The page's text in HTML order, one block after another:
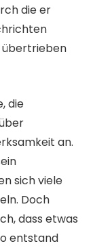
die er
übertrieben
die
an.
sich viele
Doch
dass etwas
entstand